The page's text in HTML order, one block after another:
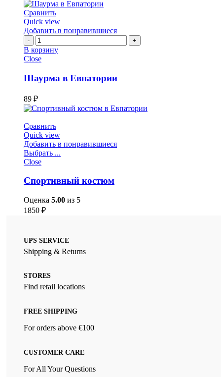
Сравнить
Quick view
Добавить в понравившиеся
Количество
Шаурма
в
В корзину
Close
Шаурма в Евпатории
89 ₽
Сравнить
Quick view
Добавить в понравившиеся
Выбрать ...
Close
Спортивный костюм
Оценка 5.00 из 5
1850 ₽
UPS SERVICE
Shipping & Returns
STORES
Find retail locations
FREE SHIPPING
For orders above €100
CUSTOMER CARE
For All Your Questions